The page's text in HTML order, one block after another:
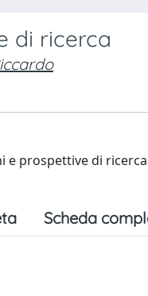
di ricerca
e prospettive di
Scheda